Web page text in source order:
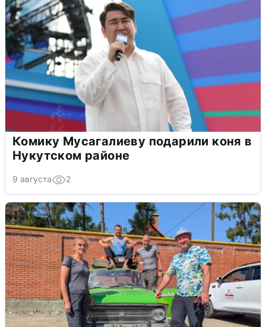
Комику Мусагалиеву подарили коня в
Нукутском районе
9 августа 2